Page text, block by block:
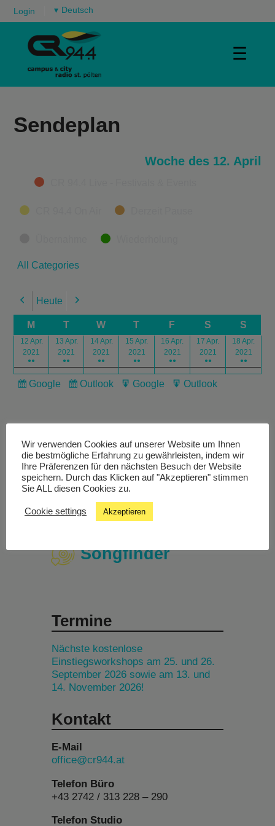
Login ▾
☰
Sendeplan
Woche des 12. April
Categories
All Categories
Previous
Heute Next
M T W T F S S
12 Apr.
2021
●●
13 Apr.
2021
●●
14 Apr.
2021
●●
15 Apr.
2021
●●
16 Apr.
2021
●●
17 Apr.
2021
●●
18 Apr.
2021
●●
Subscribe
Google
Subscribe
Outlook
Export
Google
Export
Outlook
Livestream
Studiochat
Songfinder
Termine
Nächste kostenlose
Einstiegsworkshops am 25. und 26.
September 2026 sowie am 13. und
14. November 2026!
Kontakt
E-Mail
office@cr944.at
Telefon Büro
+43 2742 / 313 228 – 290
Telefon Studio
Wir verwenden Cookies auf unserer Website um Ihnen
die bestmögliche Erfahrung zu gewährleisten, indem wir
Ihre Präferenzen für den nächsten Besuch der Website
speichern. Durch das Klicken auf "Akzeptieren" stimmen
Sie ALL diesen Cookies zu.
Cookie settings Akzeptieren